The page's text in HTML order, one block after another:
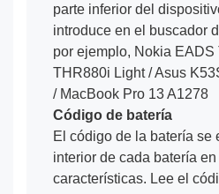
parte inferior del
introduce en el buscador
por ejemplo, Nokia
THR880i Light / Asus
/ MacBook Pro 13 A1278
Código de batería
El código de la batería se
interior de cada batería
características. Lee el